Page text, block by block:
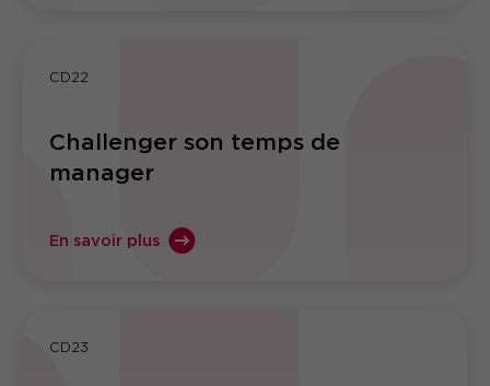
CD22
Challenger son temps de
manager
En savoir plus
CD23